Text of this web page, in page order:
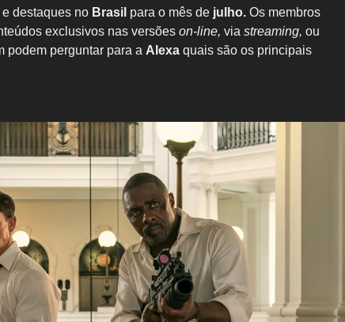
destaques no Brasil para o mês de julho. Os membros
exclusivos nas versões on-line, via streaming, ou
podem perguntar para a Alexa quais são os principais